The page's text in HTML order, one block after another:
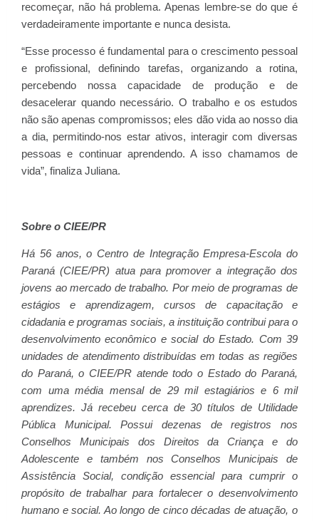
recomeçar, não há problema. Apenas lembre-se do que é
verdadeiramente importante e nunca desista.
“Esse processo é fundamental para o crescimento pessoal
e profissional, definindo tarefas, organizando a rotina,
percebendo nossa capacidade de produção e de
desacelerar quando necessário. O trabalho e os estudos
não são apenas compromissos; eles dão vida ao nosso dia
a dia, permitindo-nos estar ativos, interagir com diversas
pessoas e continuar aprendendo. A isso chamamos de
vida”, finaliza Juliana.
Sobre o CIEE/PR
Há 56 anos, o Centro de Integração Empresa-Escola do
Paraná (CIEE/PR) atua para promover a integração dos
jovens ao mercado de trabalho. Por meio de programas de
estágios e aprendizagem, cursos de capacitação e
cidadania e programas sociais, a instituição contribui para o
desenvolvimento econômico e social do Estado. Com 39
unidades de atendimento distribuídas em todas as regiões
do Paraná, o CIEE/PR atende todo o Estado do Paraná,
com uma média mensal de 29 mil estagiários e 6 mil
aprendizes. Já recebeu cerca de 30 títulos de Utilidade
Pública Municipal. Possui dezenas de registros nos
Conselhos Municipais dos Direitos da Criança e do
Adolescente e também nos Conselhos Municipais de
Assistência Social, condição essencial para cumprir o
propósito de trabalhar para fortalecer o desenvolvimento
humano e social. Ao longo de cinco décadas de atuação, o